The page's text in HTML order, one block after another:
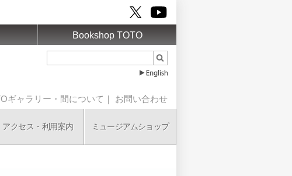
Bookshop TOTO
ギャラリー・間について お問い合わせ
アクセス・利用案内 ミュージアムショップ